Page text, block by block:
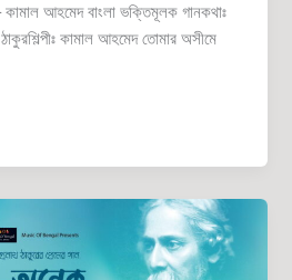
আহমেদ বাংলা ভক্তিমূলক গানকথাঃ
ঠাকুরশিল্পীঃ কামাল আহমেদ তোমার অসীমে